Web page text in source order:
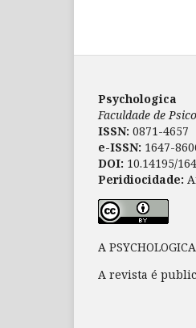
Psychologica
Faculdade de
ISSN: 0871-4657
e-ISSN: 1647-
DOI: 10.14195/
Peridiocidade:
A
A revista é